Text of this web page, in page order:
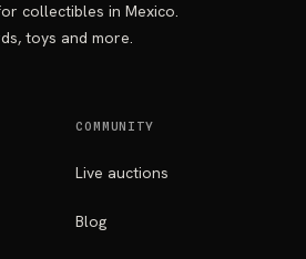
collectibles in Mexico.
toys and more.
COMMUNITY
Live auctions
Blog